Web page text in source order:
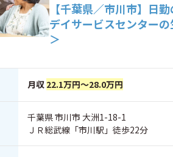
【千葉県／市川市】日
デイサービスセンター
＞
月収 22.1万円～28.0万円
千葉県 市川市 大洲1-18-1
ＪＲ総武線「市川駅」徒歩22分